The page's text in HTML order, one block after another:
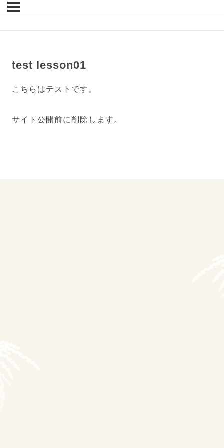
test lesson01
こちらはテストです。
サイト公開前に削除します。